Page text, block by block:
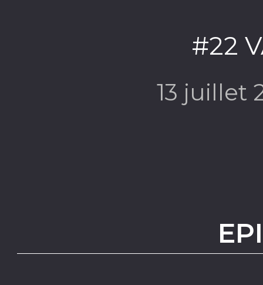
#22
13 juillet